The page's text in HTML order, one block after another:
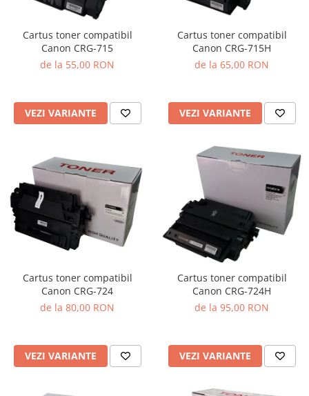
Cartus toner compatibil
Canon CRG-715
de la 55,00 RON
VEZI VARIANTE
Cartus toner compatibil
Canon CRG-715H
de la 65,00 RON
VEZI VARIANTE
Cartus toner compatibil
Canon CRG-724
de la 80,00 RON
VEZI VARIANTE
Cartus toner compatibil
Canon CRG-724H
de la 95,00 RON
VEZI VARIANTE